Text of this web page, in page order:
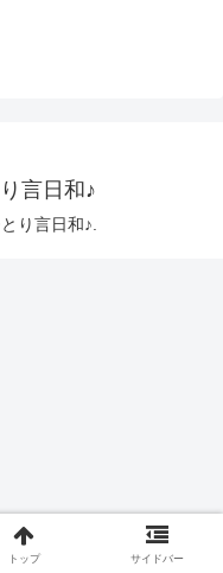
言日和♪
り言日和♪.
トップ サイドバー